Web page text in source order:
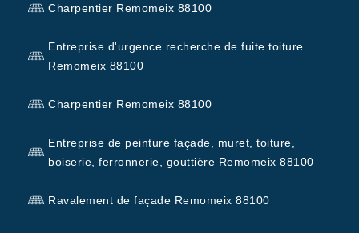
Charpentier Remomeix 88100
Entreprise d'urgence recherche de fuite toiture
Remomeix 88100
Charpentier Remomeix 88100
Entreprise de peinture façade, muret, toiture,
boiserie, ferronnerie, gouttière Remomeix 88100
Ravalement de façade Remomeix 88100